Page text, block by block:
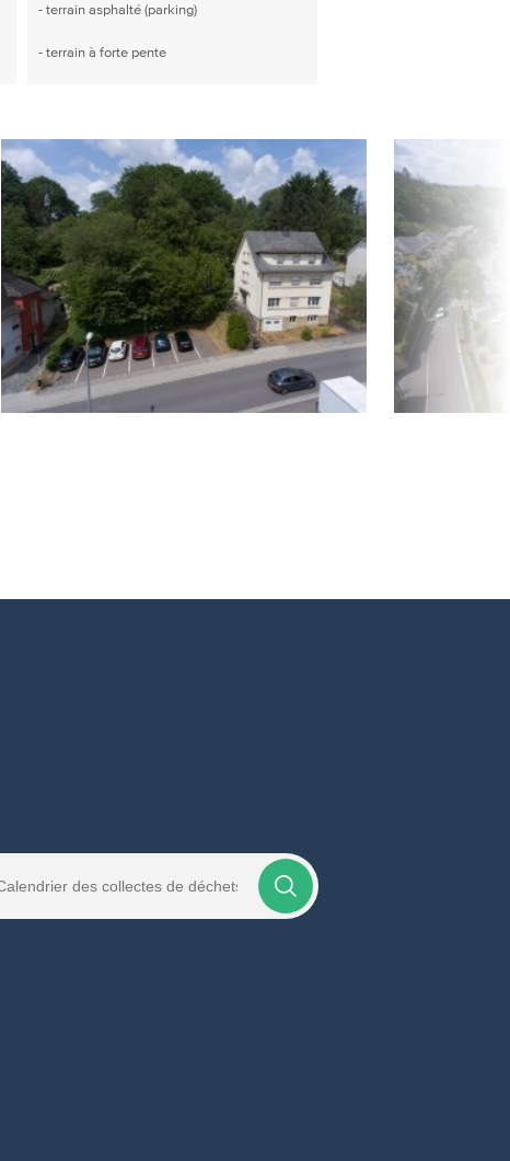
- terrain asphalté (parking)
- terrain à forte pente